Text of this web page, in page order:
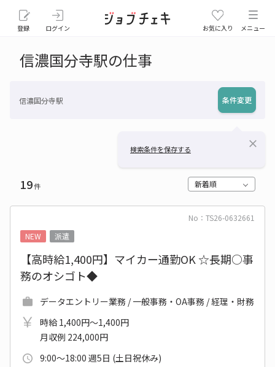
登録 ログイン お気に入り メニュー
信濃国分寺駅の仕事
信濃国分寺駅 条件変更
検索条件を保存する close
19件 新着順
No：TS26-0632661
NEW
派遣
【高時給1,400円】マイカー通勤OK ☆長期○事
務のオシゴト◆
データエントリー業務 / 一般事務・OA事務 / 経理・財務
時給 1,400円～1,400円
月収例 224,000円
9:00～18:00 週5日 (土日祝休み)